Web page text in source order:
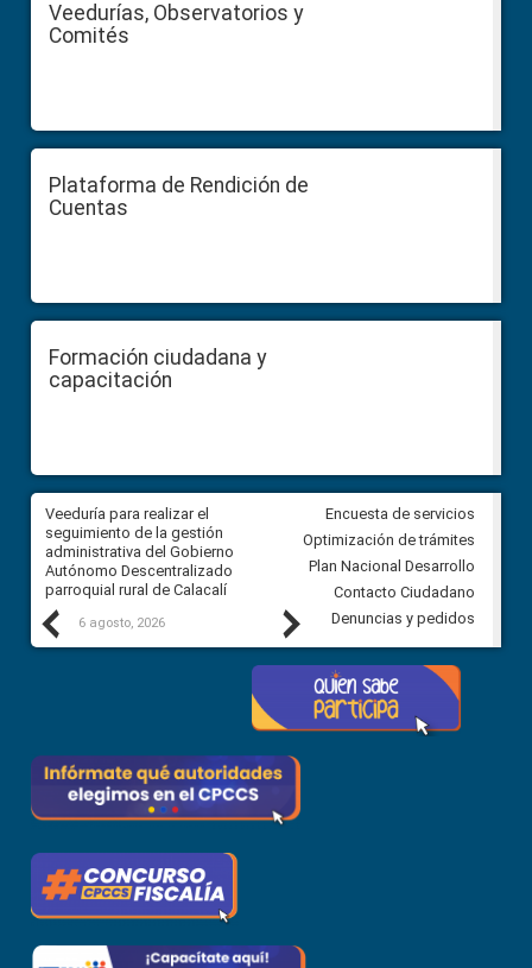
Veedurías, Observatorios y
Comités
Plataforma de Rendición de
Cuentas
Formación ciudadana y
capacitación
Previous
Veeduría para realizar el
seguimiento de la gestión
administrativa del Gobierno
Autónomo Descentralizado
parroquial rural de Calacalí
6 agosto, 2026
Veeduría para vigilar los
derivados de la Audiencia
comunidad Urbina, parroquia
Carolina
5 agosto, 2026
Next
Encuesta de servicios
Optimización de trámites
Plan Nacional Desarrollo
Contacto Ciudadano
Denuncias y pedidos